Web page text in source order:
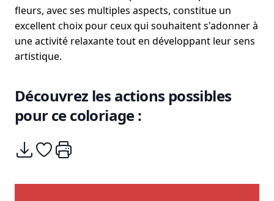
fleurs, avec ses multiples aspects, constitue un
excellent choix pour ceux qui souhaitent s'adonner à
une activité relaxante tout en développant leur sens
artistique.
Découvrez les actions possibles
pour ce coloriage :
Télécharger
Ajouter à mes coups de coeurs
Imprimer